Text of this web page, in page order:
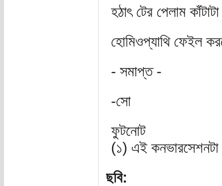
হঠাৎ টের পেলাম
হোমিওপ্যাথি ফেইল
- সমাপ্ত -
-সো
ফুটনোট
(১) এই কনভারসেশনটা
ছবি: